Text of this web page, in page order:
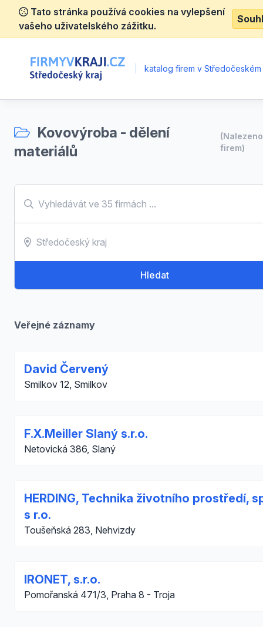
Tato stránka používá cookies na vylepšení
vašeho uživatelského zážitku.
katalog firem v Středočeském
Kovovýroba - dělení
materiálů
firem)
Hledat
Veřejné záznamy
David Červený
Smilkov 12, Smilkov
F.X.Meiller Slaný s.r.o.
Netovická 386, Slaný
HERDING, Technika životního prostředí,
s r.o.
Toušeňská 283, Nehvizdy
IRONET, s.r.o.
Pomořanská 471/3, Praha 8 - Troja